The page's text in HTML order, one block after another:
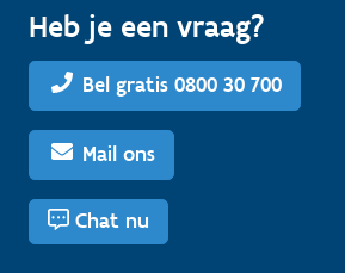
Heb je een vraag?
Bel gratis 0800 30 700
Mail ons
Chat nu